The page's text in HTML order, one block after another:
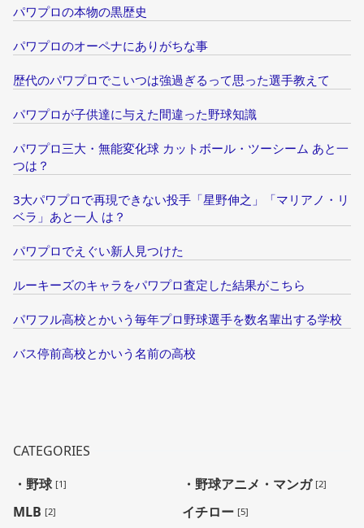
パワプロの本物の黒歴史
パワプロのオーペナにありがちな事
歴代のパワプロでこいつは強過ぎるって思った選手教えて
パワプロが子供達に与えた間違った野球知識
パワプロ三大・無能変化球 カットボール・ツーシーム あと一
つは？
3大パワプロで再現できない投手「星野伸之」「マリアノ・リ
ベラ」あと一人 は？
パワプロでえぐい新人見つけた
ルーキーズのキャラをパワプロ査定した結果がこちら
パワフル高校とかいう毎年プロ野球選手を数名輩出する学校
バス停前高校とかいう名前の高校
CATEGORIES
・野球 [1] ・野球アニメ・マンガ [2]
MLB [2] イチロー [5]